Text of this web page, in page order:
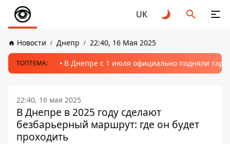
UK
Новости Днепр 22:40, 16 Мая 2025
ТОПТЕМА: В Днепре с 1 июля официально подняли
22:40, 16 мая 2025
В Днепре в 2025 году сделают
безбарьерный маршрут: где он будет
проходить